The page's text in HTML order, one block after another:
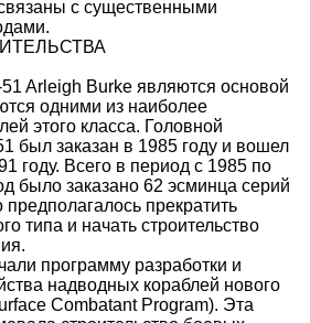
с существенными
Arleigh Burke являются основой
одними из наиболее
этого класса. Головной
был заказан в 1985 году и вошел
году. Всего в период с 1985 по
было заказано 62 эсминца серий
предполагалось прекратить
типа и начать строительство
программу разработки и
надводных кораблей нового
Combatant Program). Эта